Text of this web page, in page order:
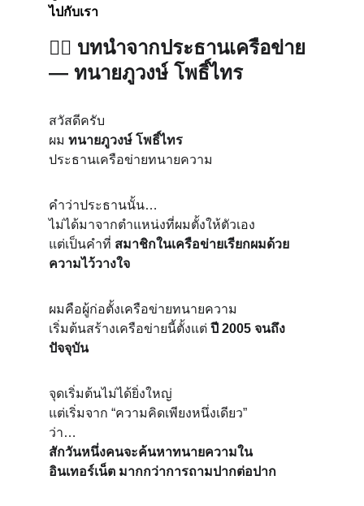
ไปกับเรา
👨‍⚖️ บทนำจากประธานเครือข่าย
— ทนายภูวงษ์ โพธิ์ไทร
สวัสดีครับ
ผม ทนายภูวงษ์ โพธิ์ไทร
ประธานเครือข่ายทนายความ
คำว่าประธานนั้น…
ไม่ได้มาจากตำแหน่งที่ผมตั้งให้ตัวเอง
แต่เป็นคำที่ สมาชิกในเครือข่ายเรียกผมด้วย
ความไว้วางใจ
ผมคือผู้ก่อตั้งเครือข่ายทนายความ
เริ่มต้นสร้างเครือข่ายนี้ตั้งแต่ ปี 2005 จนถึง
ปัจจุบัน
จุดเริ่มต้นไม่ได้ยิ่งใหญ่
แต่เริ่มจาก “ความคิดเพียงหนึ่งเดียว”
ว่า…
สักวันหนึ่งคนจะค้นหาทนายความใน
อินเทอร์เน็ต มากกว่าการถามปากต่อปาก